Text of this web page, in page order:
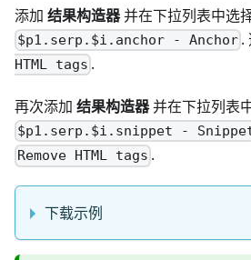
添加 结果构造器并在下拉列表中选择
$p1.serp.$i.anchor - Anchor .
HTML tags .
再次添加 结果构造器并在下拉列表
$p1.serp.$i.snippet -
Remove HTML tags .
下载示例